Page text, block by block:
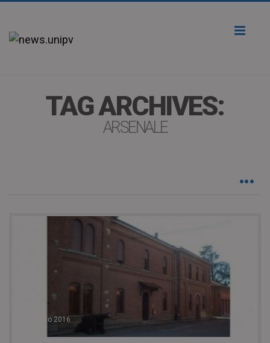
TAG ARCHIVES:
ARSENALE
3 Maggio 2016